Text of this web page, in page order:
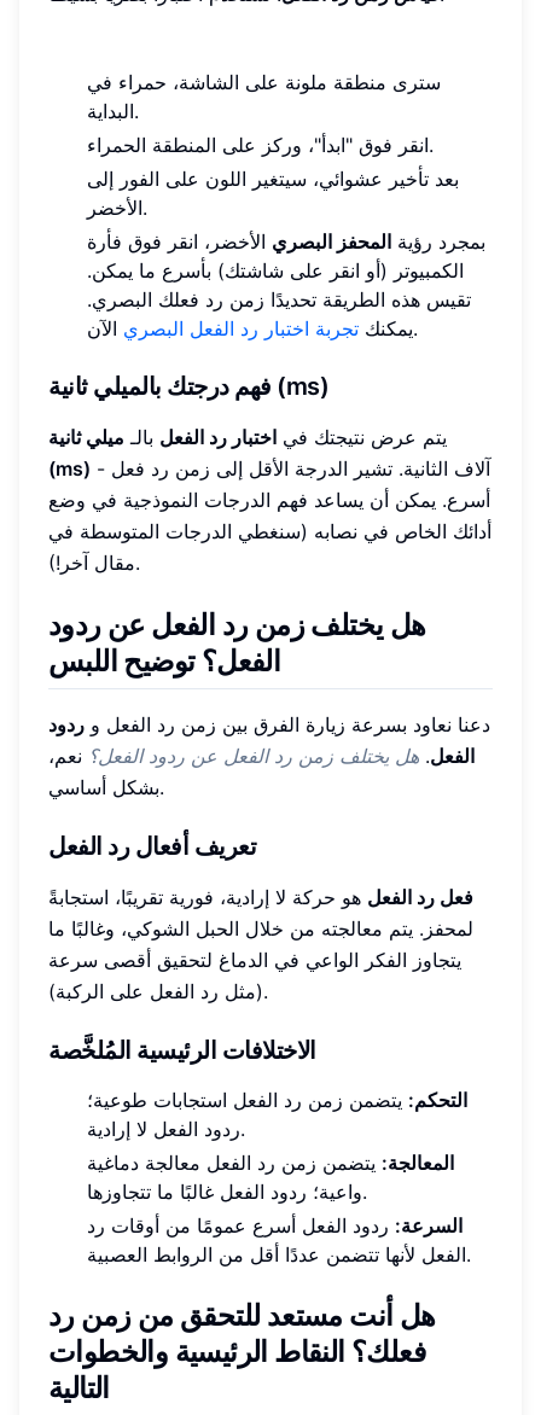
سترى منطقة ملونة على الشاشة، حمراء في
البداية.
انقر فوق "ابدأ"، وركز على المنطقة الحمراء.
بعد تأخير عشوائي، سيتغير اللون على الفور إلى
الأخضر.
بمجرد رؤية المحفز البصري الأخضر، انقر فوق فأرة
الكمبيوتر (أو انقر على شاشتك) بأسرع ما يمكن.
تقيس هذه الطريقة تحديدًا زمن رد فعلك البصري.
يمكنك تجربة اختبار رد الفعل البصري الآن.
فهم درجتك بالميلي ثانية (ms)
يتم عرض نتيجتك في اختبار رد الفعل بالـ ميلي ثانية
(ms) - آلاف الثانية. تشير الدرجة الأقل إلى زمن رد فعل
أسرع. يمكن أن يساعد فهم الدرجات النموذجية في وضع
أدائك الخاص في نصابه (سنغطي الدرجات المتوسطة في
مقال آخر!).
هل يختلف زمن رد الفعل عن ردود
الفعل؟ توضيح اللبس
دعنا نعاود بسرعة زيارة الفرق بين زمن رد الفعل و ردود
الفعل. هل يختلف زمن رد الفعل عن ردود الفعل؟ نعم،
بشكل أساسي.
تعريف أفعال رد الفعل
فعل رد الفعل هو حركة لا إرادية، فورية تقريبًا، استجابةً
لمحفز. يتم معالجته من خلال الحبل الشوكي، وغالبًا ما
يتجاوز الفكر الواعي في الدماغ لتحقيق أقصى سرعة
(مثل رد الفعل على الركبة).
الاختلافات الرئيسية المُلخَّصة
التحكم: يتضمن زمن رد الفعل استجابات طوعية؛
ردود الفعل لا إرادية.
المعالجة: يتضمن زمن رد الفعل معالجة دماغية
واعية؛ ردود الفعل غالبًا ما تتجاوزها.
السرعة: ردود الفعل أسرع عمومًا من أوقات رد
الفعل لأنها تتضمن عددًا أقل من الروابط العصبية.
هل أنت مستعد للتحقق من زمن رد
فعلك؟ النقاط الرئيسية والخطوات
التالية